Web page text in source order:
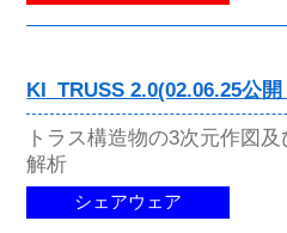
KI_TRUSS 2.0(02.06.25公
トラス構造物の3次元作図
解析
シェアウェア